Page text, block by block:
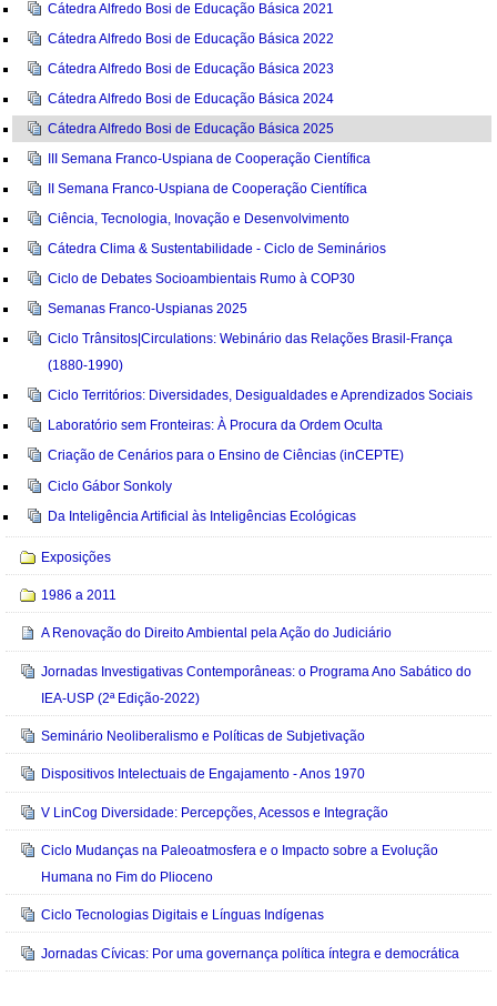
Cátedra Alfredo Bosi de Educação Básica 2021
Cátedra Alfredo Bosi de Educação Básica 2022
Cátedra Alfredo Bosi de Educação Básica 2023
Cátedra Alfredo Bosi de Educação Básica 2024
Cátedra Alfredo Bosi de Educação Básica 2025
III Semana Franco-Uspiana de Cooperação Científica
II Semana Franco-Uspiana de Cooperação Científica
Ciência, Tecnologia, Inovação e Desenvolvimento
Cátedra Clima & Sustentabilidade - Ciclo de Seminários
Ciclo de Debates Socioambientais Rumo à COP30
Semanas Franco-Uspianas 2025
Ciclo Trânsitos|Circulations: Webinário das Relações Brasil-França
(1880-1990)
Ciclo Territórios: Diversidades, Desigualdades e Aprendizados Sociais
Laboratório sem Fronteiras: À Procura da Ordem Oculta
Criação de Cenários para o Ensino de Ciências (inCEPTE)
Ciclo Gábor Sonkoly
Da Inteligência Artificial às Inteligências Ecológicas
Exposições
1986 a 2011
A Renovação do Direito Ambiental pela Ação do Judiciário
Jornadas Investigativas Contemporâneas: o Programa Ano Sabático do
IEA-USP (2ª Edição-2022)
Seminário Neoliberalismo e Políticas de Subjetivação
Dispositivos Intelectuais de Engajamento - Anos 1970
V LinCog Diversidade: Percepções, Acessos e Integração
Ciclo Mudanças na Paleoatmosfera e o Impacto sobre a Evolução
Humana no Fim do Plioceno
Ciclo Tecnologias Digitais e Línguas Indígenas
Jornadas Cívicas: Por uma governança política íntegra e democrática